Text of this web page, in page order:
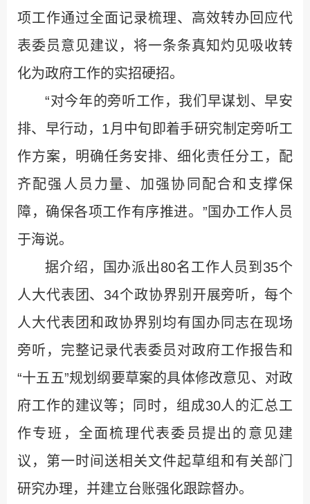
项工作通过全面记录梳理、高效转办回应代
表委员意见建议，将一条条真知灼见吸收转
化为政府工作的实招硬招。
“对今年的旁听工作，我们早谋划、早安
排、早行动，1月中旬即着手研究制定旁听工
作方案，明确任务安排、细化责任分工，配
齐配强人员力量、加强协同配合和支撑保
障，确保各项工作有序推进。”国办工作人员
于海说。
据介绍，国办派出80名工作人员到35个
人大代表团、34个政协界别开展旁听，每个
人大代表团和政协界别均有国办同志在现场
旁听，完整记录代表委员对政府工作报告和
“十五五”规划纲要草案的具体修改意见、对政
府工作的建议等；同时，组成30人的汇总工
作专班，全面梳理代表委员提出的意见建
议，第一时间送相关文件起草组和有关部门
研究办理，并建立台账强化跟踪督办。